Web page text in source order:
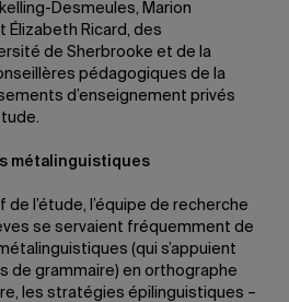
Desmeules, Marion
Élizabeth Ricard, des
de Sherbrooke et de la
pédagogiques de la
d’enseignement privés
métalinguistiques
l’étude, l’équipe de recherche
se servaient fréquemment de
(qui s’appuient
de grammaire) en orthographe
les stratégies épilinguistiques –